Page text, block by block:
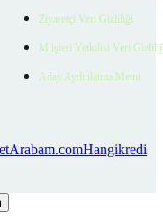
Ziyaretçi Veri Gizliliği
Müşteri Yetkilisi Veri
Aday Aydınlatma Metni
Arabam.comHangikredi